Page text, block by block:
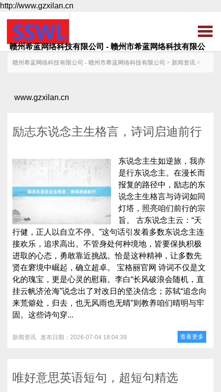
http://www.gzxilan.cn
赣州希蓝网络科技有限公司 - 赣州市希蓝网络科技有限公
司
赣州希蓝网络科技有限公司 - 赣州市希蓝网络科技有限公司 > 新闻资讯 >
www.gzxilan.cn
励志东说念主生格言，诗词启迪前行
东说念主生如逆旅，我亦
是行东说念主。在漫长而
报复的路径中，励志的东
说念主生格言与诗词如同
灯塔，照亮咱们前行的宗
旨。 古东说念主云：“天
行健，正人以自立不停。”这句话引发着多数东说念主连
接欢乐，追求高出。不管身处何种境地，皆要保执积极
进取的心态，勇敢靠近挑战。恰是这种精神，让多数先
贤在窘境中崛起，确立超卓。 宝格丽官网 诗词不仅是文
化的瑰宝，更是心灵的慰藉。李白“长风破浪会随机，直
挂云帆济沧海”说念出了对改日的坚决信念；苏轼“追念向
来荒僻处，归去，也无风雨也无晴”则教养咱们晴明与牢
固。这些诗句穿...
新闻资讯 发布日期：2026-07-04 18:04:39 查看更多
唯好意思英语短句，超短句精选